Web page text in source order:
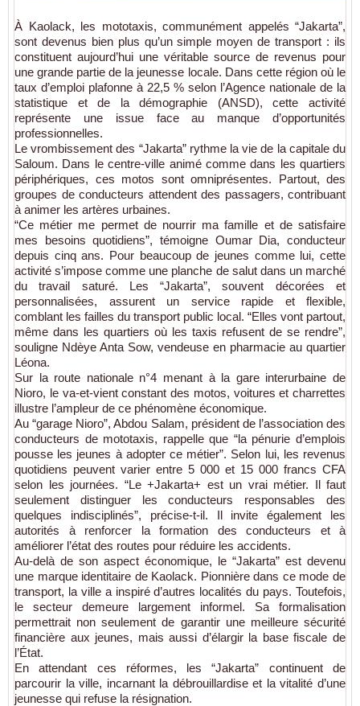
À Kaolack, les mototaxis, communément appelés “Jakarta”,
sont devenus bien plus qu’un simple moyen de transport : ils
constituent aujourd’hui une véritable source de revenus pour
une grande partie de la jeunesse locale. Dans cette région où le
taux d’emploi plafonne à 22,5 % selon l’Agence nationale de la
statistique et de la démographie (ANSD), cette activité
représente une issue face au manque d’opportunités
professionnelles.
Le vrombissement des “Jakarta” rythme la vie de la capitale du
Saloum. Dans le centre-ville animé comme dans les quartiers
périphériques, ces motos sont omniprésentes. Partout, des
groupes de conducteurs attendent des passagers, contribuant
à animer les artères urbaines.
“Ce métier me permet de nourrir ma famille et de satisfaire
mes besoins quotidiens”, témoigne Oumar Dia, conducteur
depuis cinq ans. Pour beaucoup de jeunes comme lui, cette
activité s’impose comme une planche de salut dans un marché
du travail saturé. Les “Jakarta”, souvent décorées et
personnalisées, assurent un service rapide et flexible,
comblant les failles du transport public local. “Elles vont partout,
même dans les quartiers où les taxis refusent de se rendre”,
souligne Ndèye Anta Sow, vendeuse en pharmacie au quartier
Léona.
Sur la route nationale n°4 menant à la gare interurbaine de
Nioro, le va-et-vient constant des motos, voitures et charrettes
illustre l’ampleur de ce phénomène économique.
Au “garage Nioro”, Abdou Salam, président de l’association des
conducteurs de mototaxis, rappelle que “la pénurie d’emplois
pousse les jeunes à adopter ce métier”. Selon lui, les revenus
quotidiens peuvent varier entre 5 000 et 15 000 francs CFA
selon les journées. “Le +Jakarta+ est un vrai métier. Il faut
seulement distinguer les conducteurs responsables des
quelques indisciplinés”, précise-t-il. Il invite également les
autorités à renforcer la formation des conducteurs et à
améliorer l’état des routes pour réduire les accidents.
Au-delà de son aspect économique, le “Jakarta” est devenu
une marque identitaire de Kaolack. Pionnière dans ce mode de
transport, la ville a inspiré d’autres localités du pays. Toutefois,
le secteur demeure largement informel. Sa formalisation
permettrait non seulement de garantir une meilleure sécurité
financière aux jeunes, mais aussi d’élargir la base fiscale de
l’État.
En attendant ces réformes, les “Jakarta” continuent de
parcourir la ville, incarnant la débrouillardise et la vitalité d’une
jeunesse qui refuse la résignation.